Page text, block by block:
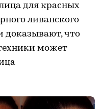
для красных
ливанского
доказывают, что
может